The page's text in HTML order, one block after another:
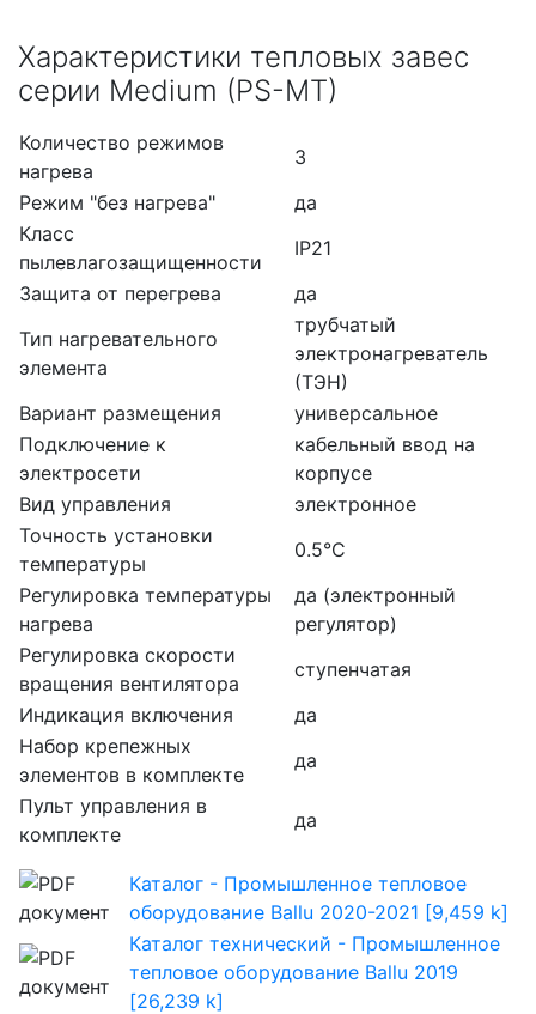
Характеристики тепловых завес
cерии Medium (PS-MT)
Количество режимов
нагрева
3
Режим "без нагрева"
да
Класс
пылевлагозащищенности
IP21
Защита от перегрева
да
Тип нагревательного
элемента
трубчатый
электронагреватель
(ТЭН)
Вариант размещения
универсальное
Подключение к
электросети
кабельный ввод на
корпусе
Вид управления
электронное
Точность установки
температуры
0.5°С
Регулировка температуры
нагрева
да (электронный
регулятор)
Регулировка скорости
вращения вентилятора
ступенчатая
Индикация включения
да
Набор крепежных
элементов в комплекте
да
Пульт управления в
комплекте
да
Каталог - Промышленное тепловое
оборудование Ballu 2020-2021 [9,459 k]
Каталог технический - Промышленное
тепловое оборудование Ballu 2019
[26,239 k]